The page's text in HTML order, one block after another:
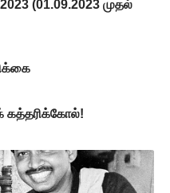
2023 (01.09.2023 முதல்
கத்தரிக்கோல்!